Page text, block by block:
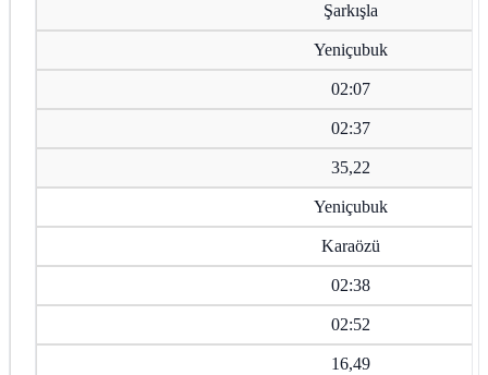
Şarkışla
Yeniçubuk
02:07
02:37
35,22
Yeniçubuk
Karaözü
02:38
02:52
16,49